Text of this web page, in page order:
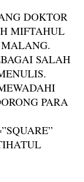
DOKTOR
MIFTAHUL
SALAH
PARA